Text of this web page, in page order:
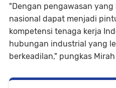
"Dengan pengawasan
nasional dapat menjadi
kompetensi tenaga kerja
hubungan industrial yang
berkeadilan," pungkas